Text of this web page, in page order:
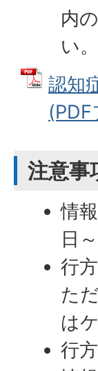
内
い。
認知
注意事
情
日
行
た
は
行